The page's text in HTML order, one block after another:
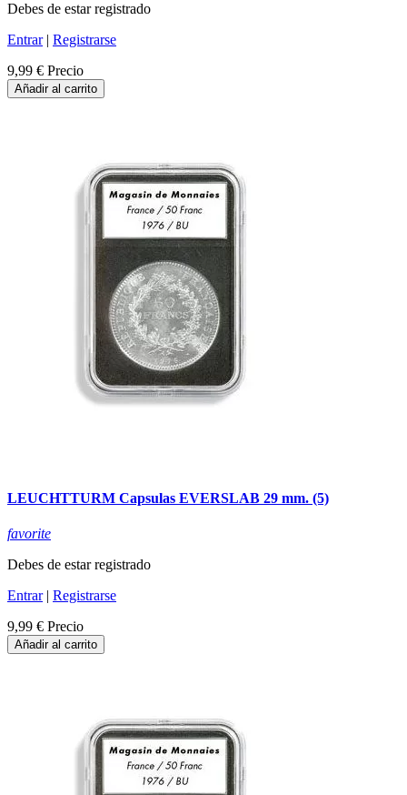
Debes de estar registrado
Entrar| Registrarse
9,99 € Precio
Añadir al carrito
LEUCHTTURM Capsulas EVERSLAB 29 mm. (5)
favorite
Debes de estar registrado
Entrar| Registrarse
9,99 € Precio
Añadir al carrito